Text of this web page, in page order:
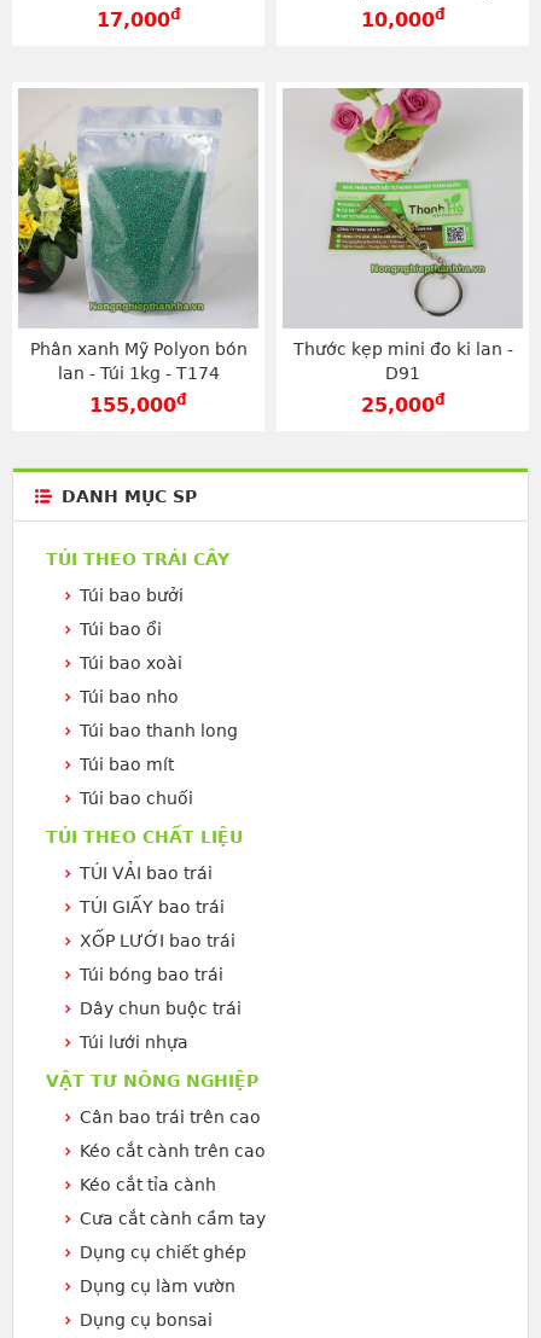
CN38
17,000đ
T176
10,000đ
Phân xanh Mỹ Polyon bón
lan - Túi 1kg - T174
155,000đ
Thước kẹp mini đo ki lan -
D91
25,000đ
DANH MỤC SP
TÚI THEO TRÁI CÂY
Túi bao bưởi
Túi bao ổi
Túi bao xoài
Túi bao nho
Túi bao thanh long
Túi bao mít
Túi bao chuối
TÚI THEO CHẤT LIỆU
TÚI VẢI bao trái
TÚI GIẤY bao trái
XỐP LƯỚI bao trái
Túi bóng bao trái
Dây chun buộc trái
Túi lưới nhựa
VẬT TƯ NÔNG NGHIỆP
Cân bao trái trên cao
Kéo cắt cành trên cao
Kéo cắt tỉa cành
Cưa cắt cành cầm tay
Dụng cụ chiết ghép
Dụng cụ làm vườn
Dụng cụ bonsai